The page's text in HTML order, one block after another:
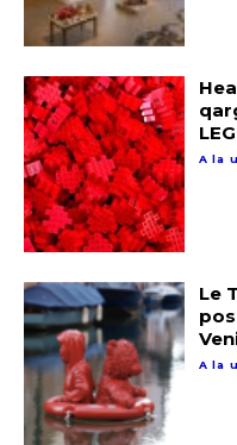
A la
Le
A la